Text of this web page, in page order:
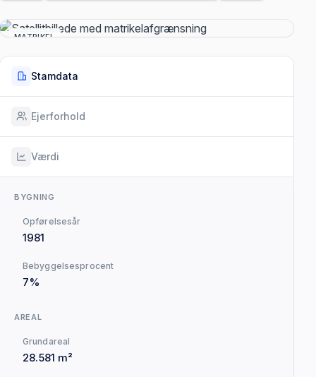
MATRIKEL
Stamdata
Ejerforhold
Værdi
BYGNING
Opførelsesår
1981
Bebyggelsesprocent
7%
AREAL
Grundareal
28.581 m²